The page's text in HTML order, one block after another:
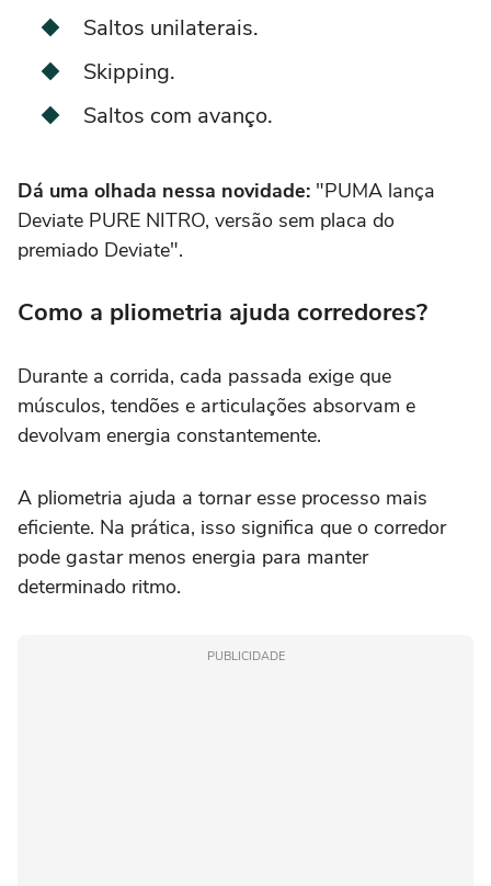
Saltos unilaterais.
Skipping.
Saltos com avanço.
Dá uma olhada nessa novidade: "PUMA lança
Deviate PURE NITRO, versão sem placa do
premiado Deviate".
Como a pliometria ajuda corredores?
Durante a corrida, cada passada exige que
músculos, tendões e articulações absorvam e
devolvam energia constantemente.
A pliometria ajuda a tornar esse processo mais
eficiente. Na prática, isso significa que o corredor
pode gastar menos energia para manter
determinado ritmo.
PUBLICIDADE